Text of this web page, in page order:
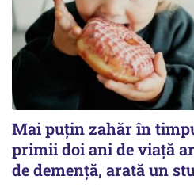
Mai puțin zahăr în
primii doi ani de viață
de demență, arată un